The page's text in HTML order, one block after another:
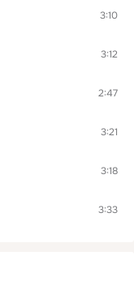
3:10
3:12
2:47
3:21
3:18
3:33